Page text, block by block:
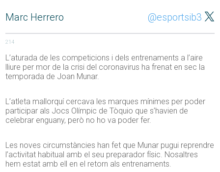
Marc Herrero @esportsib3
214
L’aturada de les competicions i dels entrenaments a l’aire
lliure per mor de la crisi del coronavirus ha frenat en sec la
temporada de Joan Munar.
L’atleta mallorquí cercava les marques mínimes per poder
participar als Jocs Olímpic de Tòquio que s’havien de
celebrar enguany, però no ho va poder fer.
Les noves circumstàncies han fet que Munar pugui reprendre
l’activitat habitual amb el seu preparador físic. Nosaltres
hem estat amb ell en el retorn als entrenaments.